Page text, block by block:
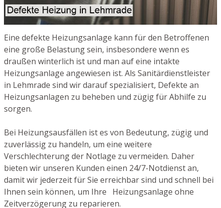
Eine defekte Heizungsanlage kann für den Betroffenen
eine große Belastung sein, insbesondere wenn es
draußen winterlich ist und man auf eine intakte
Heizungsanlage angewiesen ist. Als Sanitärdienstleister
in Lehmrade sind wir darauf spezialisiert, Defekte an
Heizungsanlagen zu beheben und zügig für Abhilfe zu
sorgen.
Bei Heizungsausfällen ist es von Bedeutung, zügig und
zuverlässig zu handeln, um eine weitere
Verschlechterung der Notlage zu vermeiden. Daher
bieten wir unseren Kunden einen 24/7-Notdienst an,
damit wir jederzeit für Sie erreichbar sind und schnell bei
Ihnen sein können, um Ihre Heizungsanlage ohne
Zeitverzögerung zu reparieren.